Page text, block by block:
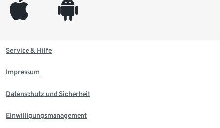
appleinc android
Service & Hilfe
Impressum
Datenschutz und Sicherheit
Einwilligungsmanagement